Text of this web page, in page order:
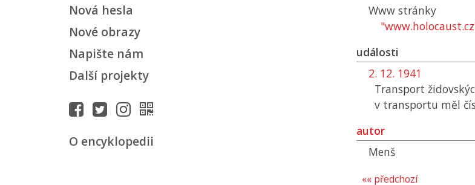
Nová hesla
Nové obrazy
Napište nám
Další projekty
O encyklopedii
Www stránky
události
2. 12. 1941
Transport
v transportu měl
autor
Menš
«« předchozí